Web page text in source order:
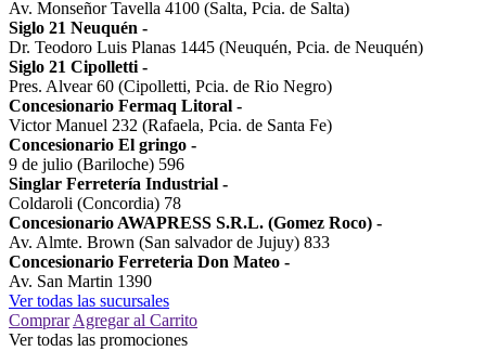
Av. Monseñor Tavella 4100 (Salta, Pcia. de Salta)
Siglo 21 Neuquén -
Dr. Teodoro Luis Planas 1445 (Neuquén, Pcia. de Neuquén)
Siglo 21 Cipolletti -
Pres. Alvear 60 (Cipolletti, Pcia. de Rio Negro)
Concesionario Fermaq Litoral -
Victor Manuel 232 (Rafaela, Pcia. de Santa Fe)
Concesionario El gringo -
9 de julio (Bariloche) 596
Singlar Ferretería Industrial -
Coldaroli (Concordia) 78
Concesionario AWAPRESS S.R.L. (Gomez Roco) -
Av. Almte. Brown (San salvador de Jujuy) 833
Concesionario Ferreteria Don Mateo -
Av. San Martin 1390
Ver todas las sucursales
Comprar Agregar al Carrito
Ver todas las promociones